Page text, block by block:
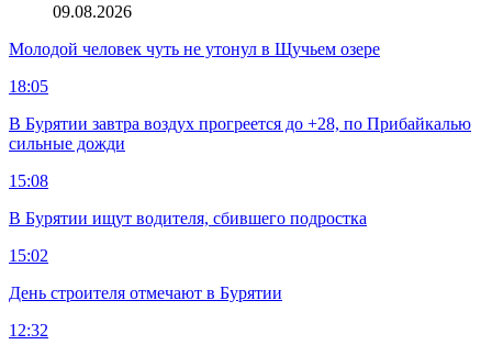
09.08.2026
Молодой человек чуть не утонул в Щучьем озере
18:05
В Бурятии завтра воздух прогреется до +28, по Прибайкалью
сильные дожди
15:08
В Бурятии ищут водителя, сбившего подростка
15:02
День строителя отмечают в Бурятии
12:32